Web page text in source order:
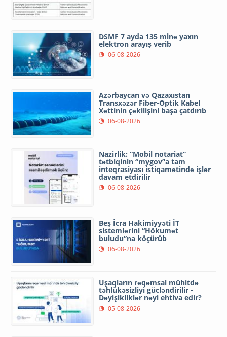
DSMF 7 ayda 135 minə yaxın
elektron arayış verib
06-08-2026
Azərbaycan və Qazaxıstan
Transxəzər Fiber-Optik Kabel
Xəttinin çəkilişini başa çatdırıb
06-08-2026
Nazirlik: “Mobil notariat”
tətbiqinin “mygov”a tam
inteqrasiyası istiqamətində işlər
davam etdirilir
06-08-2026
Beş İcra Hakimiyyəti İT
sistemlərini “Hökumət
buludu”na köçürüb
06-08-2026
Uşaqların rəqəmsal mühitdə
təhlükəsizliyi gücləndirilir -
Dəyişikliklər nəyi ehtiva edir?
05-08-2026